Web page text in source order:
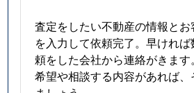
査定をしたい不動産の情報と
を入力して依頼完了。早けれ
頼をした会社から連絡がきます。
希望や相談する内容があれば、